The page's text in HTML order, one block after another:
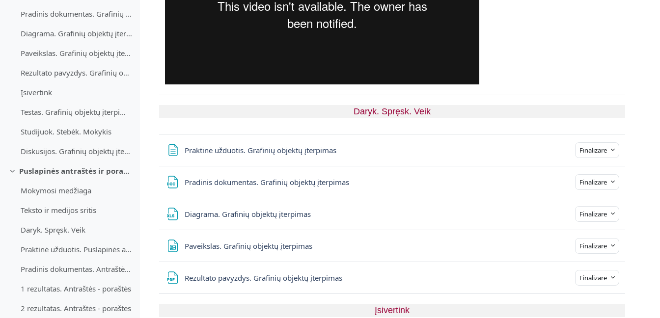
Pradinis dokumentas. Grafinių objektų įterpimas
Diagrama. Grafinių objektų įterpimas
Paveikslas. Grafinių objektų įterpimas
Rezultato pavyzdys. Grafinių objektų įterpimas
Įsivertink
Testas. Grafinių objektų įterpimas
Studijuok. Stebėk. Mokykis
Diskusijos. Grafinių objektų įterpimas
Derulează
Puslapinės antraštės ir poraštės
Mokymosi medžiaga
Teksto ir medijos sritis
Daryk. Spręsk. Veik
Praktinė užduotis. Puslapinės antraštės ir poraštės
Pradinis dokumentas. Antraštės - poraštės
1 rezultatas. Antraštės - poraštės
2 rezultatas. Antraštės - poraštės
Daryk. Spręsk. Veik
Praktinė užduotis. Grafinių objektų įterpimasPagină Finalizare
Pradinis dokumentas. Grafinių objektų įterpimas Finalizare
Diagrama. Grafinių objektų įterpimas Finalizare
Paveikslas. Grafinių objektų įterpimas Finalizare
Rezultato pavyzdys. Grafinių objektų įterpimas Finalizare
Įsivertink